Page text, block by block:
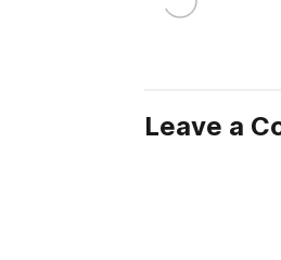
Leave a